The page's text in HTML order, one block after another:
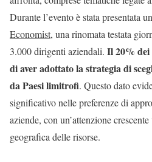
Durante l’evento è stata presentata
Economist, una rinomata testata
3.000 dirigenti aziendali. Il 20%
di aver adottato la strategia di
da Paesi limitrofi. Questo dato
significativo nelle preferenze di
aziende, con un’attenzione
geografica delle risorse.